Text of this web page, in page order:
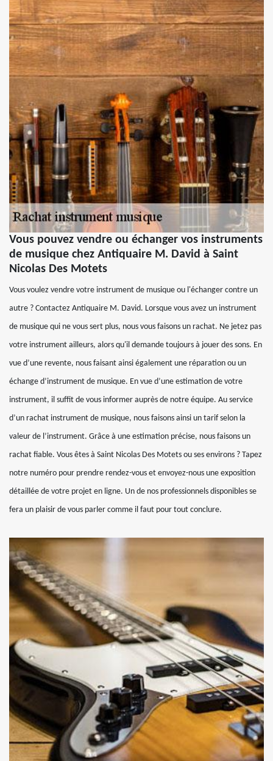
Vous pouvez vendre ou échanger vos instruments
de musique chez Antiquaire M. David à Saint
Nicolas Des Motets
Vous voulez vendre votre instrument de musique ou l'échanger contre un
autre ? Contactez Antiquaire M. David. Lorsque vous avez un instrument
de musique qui ne vous sert plus, nous vous faisons un rachat. Ne jetez pas
votre instrument ailleurs, alors qu'il demande toujours à jouer des sons. En
vue d’une revente, nous faisant ainsi également une réparation ou un
échange d’instrument de musique. En vue d’une estimation de votre
instrument, il suffit de vous informer auprès de notre équipe. Au service
d’un rachat instrument de musique, nous faisons ainsi un tarif selon la
valeur de l’instrument. Grâce à une estimation précise, nous faisons un
rachat fiable. Vous êtes à Saint Nicolas Des Motets ou ses environs ? Tapez
notre numéro pour prendre rendez-vous et envoyez-nous une exposition
détaillée de votre projet en ligne. Un de nos professionnels disponibles se
fera un plaisir de vous parler comme il faut pour tout conclure.